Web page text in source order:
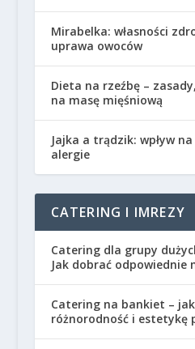
Mirabelka: własności
uprawa owoców
Dieta na rzeźbę –
na masę mięśniową
Jajka a trądzik: wpływ
alergie
CATERING I IMREZY
Catering dla grupy
Jak dobrać odpowiednie
Catering na bankiet –
różnorodność i estetykę